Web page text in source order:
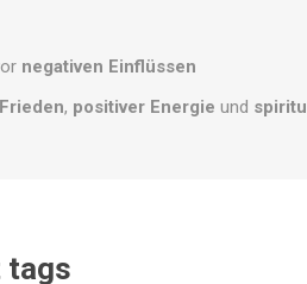
negativen Einflüssen
, positiver Energie und
tags